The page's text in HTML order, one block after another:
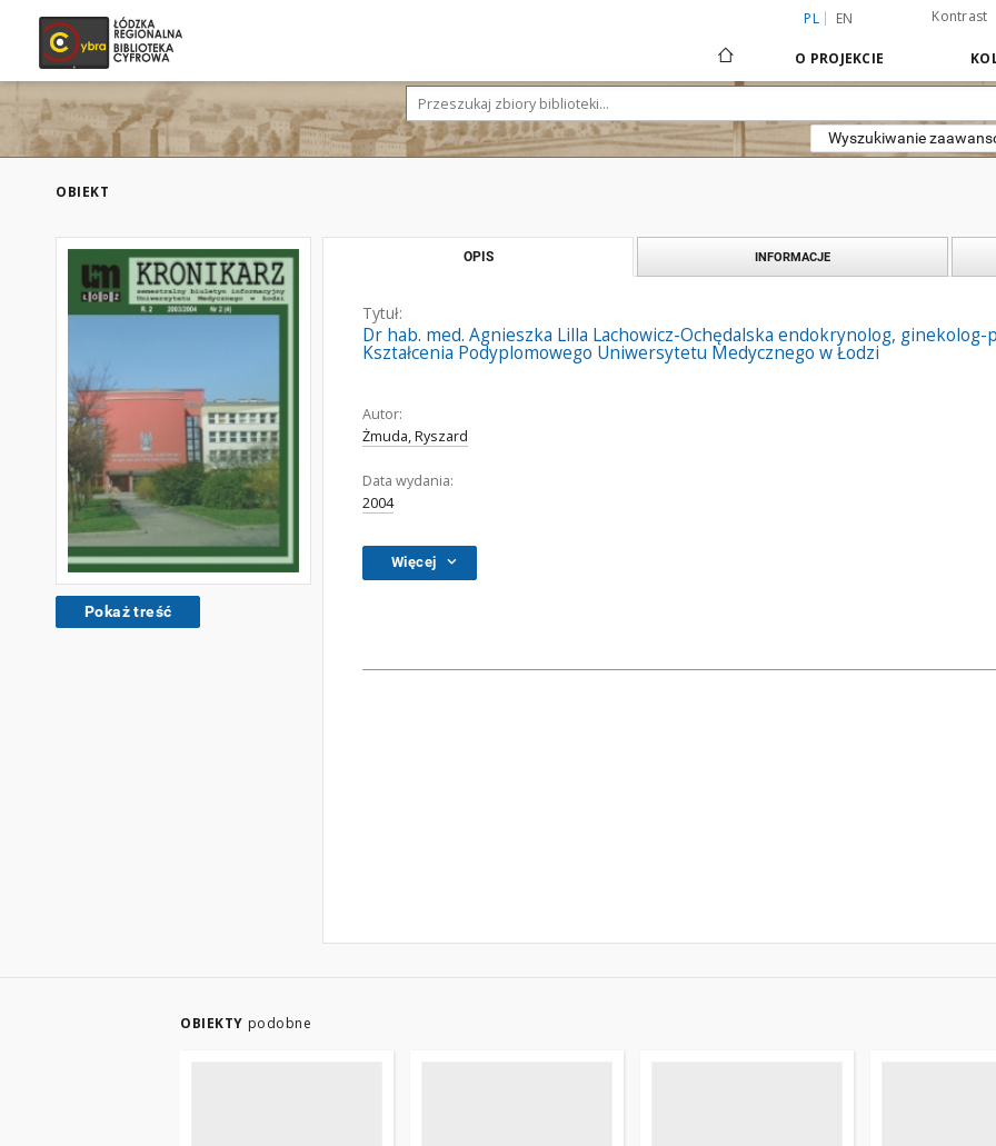
PL EN Kontrast
O PROJEKCIE
Wyszukiwanie
OBIEKT
Pokaż treść
OPIS INFORMACJE
Tytuł:
Dr hab. med. Agnieszka Lilla Lachowicz-Ochędalska endokrynolog, ginekolog-
Kształcenia Podyplomowego Uniwersytetu Medycznego w Łodzi
Autor:
Żmuda, Ryszard
Data wydania:
2004
Więcej
OBIEKTY podobne